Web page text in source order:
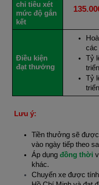
chỉ tiêu xét
mức độ gắn
kết
Điều kiện
đạt thưởng
các
Tỷ
Tỷ
Lưu ý:
Tiền thưởng sẽ
vào ngày tiếp theo
Áp dụng đồng thời
khác.
Chuyến xe được